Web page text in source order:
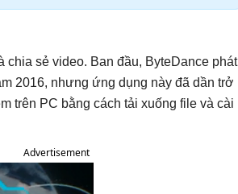
chia sẻ video. Ban đầu, ByteDance phát
2016, nhưng ứng dụng này đã dần trở
trên PC bằng cách tải xuống file và cài
Advertisement